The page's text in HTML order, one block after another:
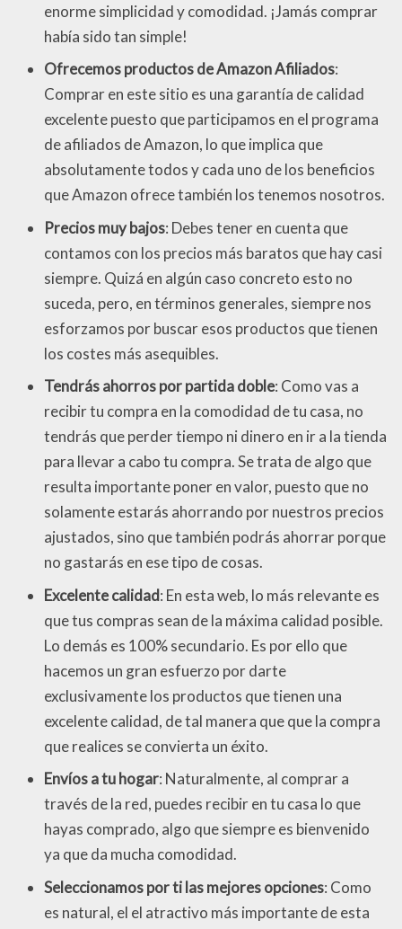
enorme simplicidad y comodidad. ¡Jamás comprar
había sido tan simple!
Ofrecemos productos de Amazon Afiliados:
Comprar en este sitio es una garantía de calidad
excelente puesto que participamos en el programa
de afiliados de Amazon, lo que implica que
absolutamente todos y cada uno de los beneficios
que Amazon ofrece también los tenemos nosotros.
Precios muy bajos: Debes tener en cuenta que
contamos con los precios más baratos que hay casi
siempre. Quizá en algún caso concreto esto no
suceda, pero, en términos generales, siempre nos
esforzamos por buscar esos productos que tienen
los costes más asequibles.
Tendrás ahorros por partida doble: Como vas a
recibir tu compra en la comodidad de tu casa, no
tendrás que perder tiempo ni dinero en ir a la tienda
para llevar a cabo tu compra. Se trata de algo que
resulta importante poner en valor, puesto que no
solamente estarás ahorrando por nuestros precios
ajustados, sino que también podrás ahorrar porque
no gastarás en ese tipo de cosas.
Excelente calidad: En esta web, lo más relevante es
que tus compras sean de la máxima calidad posible.
Lo demás es 100% secundario. Es por ello que
hacemos un gran esfuerzo por darte
exclusivamente los productos que tienen una
excelente calidad, de tal manera que que la compra
que realices se convierta un éxito.
Envíos a tu hogar: Naturalmente, al comprar a
través de la red, puedes recibir en tu casa lo que
hayas comprado, algo que siempre es bienvenido
ya que da mucha comodidad.
Seleccionamos por ti las mejores opciones: Como
es natural, el el atractivo más importante de esta